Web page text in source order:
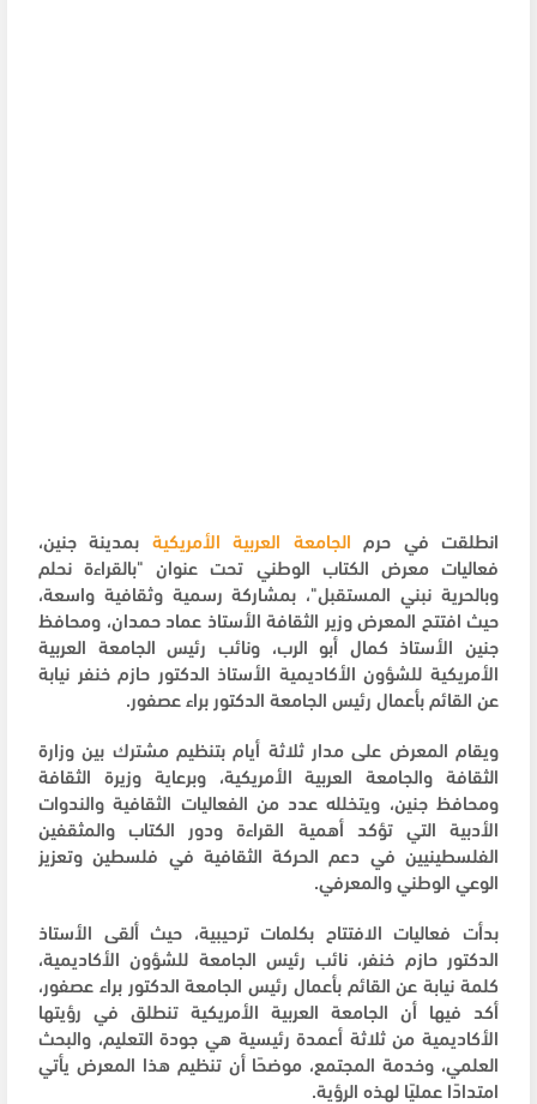
انطلقت في حرم الجامعة العربية الأمريكية بمدينة جنين،
فعاليات معرض الكتاب الوطني تحت عنوان "بالقراءة نحلم
وبالحرية نبني المستقبل"، بمشاركة رسمية وثقافية واسعة،
حيث افتتح المعرض وزير الثقافة الأستاذ عماد حمدان، ومحافظ
جنين الأستاذ كمال أبو الرب، ونائب رئيس الجامعة العربية
الأمريكية للشؤون الأكاديمية الأستاذ الدكتور حازم خنفر نيابة
عن القائم بأعمال رئيس الجامعة الدكتور براء عصفور.
ويقام المعرض على مدار ثلاثة أيام بتنظيم مشترك بين وزارة
الثقافة والجامعة العربية الأمريكية، وبرعاية وزيرة الثقافة
ومحافظ جنين، ويتخلله عدد من الفعاليات الثقافية والندوات
الأدبية التي تؤكد أهمية القراءة ودور الكتاب والمثقفين
الفلسطينيين في دعم الحركة الثقافية في فلسطين وتعزيز
الوعي الوطني والمعرفي.
بدأت فعاليات الافتتاح بكلمات ترحيبية، حيث ألقى الأستاذ
الدكتور حازم خنفر، نائب رئيس الجامعة للشؤون الأكاديمية،
كلمة نيابة عن القائم بأعمال رئيس الجامعة الدكتور براء عصفور،
أكد فيها أن الجامعة العربية الأمريكية تنطلق في رؤيتها
الأكاديمية من ثلاثة أعمدة رئيسية هي جودة التعليم، والبحث
العلمي، وخدمة المجتمع، موضحًا أن تنظيم هذا المعرض يأتي
امتدادًا عمليًا لهذه الرؤية.